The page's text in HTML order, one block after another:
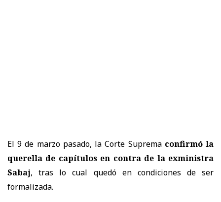
El 9 de marzo pasado, la Corte Suprema confirmó la
querella de capítulos en contra de la exministra
Sabaj, tras lo cual quedó en condiciones de ser
formalizada.